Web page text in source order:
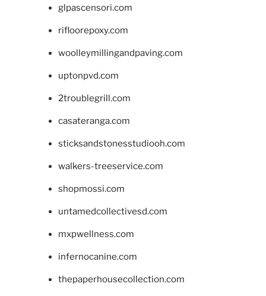
glpascensori.com
rifloorepoxy.com
woolleymillingandpaving.com
uptonpvd.com
2troublegrill.com
casateranga.com
sticksandstonesstudiooh.com
walkers-treeservice.com
shopmossi.com
untamedcollectivesd.com
mxpwellness.com
infernocanine.com
thepaperhousecollection.com